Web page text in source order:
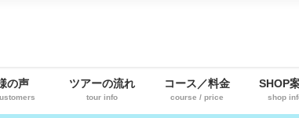
の声 ツアーの流れ
tour info
コース／料金
course / price
SHOP
shop